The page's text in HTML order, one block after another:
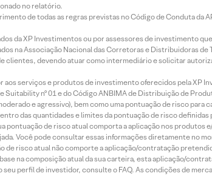
no relatório.
de todas as regras previstas no Código de Conduta da
da XP Investimentos ou por assessores de investimento
na Associação Nacional das Corretoras e Distribuidoras
devendo atuar como intermediário e solicitar
aos serviços e produtos de investimento oferecidos pela XP
nº 01 e do Código ANBIMA de Distribuição de
e agressivo), bem como uma pontuação de risco
das quantidades e limites da pontuação de risco
de risco atual comporta a aplicação nos produtos
Você pode consultar essas informações diretamente no
de risco atual não comporte a aplicação/contratação
na composição atual da sua carteira, esta aplicação/
perfil de investidor, consulte o FAQ. As condições de